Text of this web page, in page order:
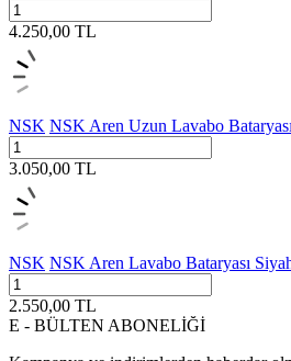
4.250,00 TL
NSK NSK Aren Uzun Lavabo
3.050,00 TL
NSK NSK Aren Lavabo Bataryası
2.550,00 TL
E - BÜLTEN ABONELİĞİ